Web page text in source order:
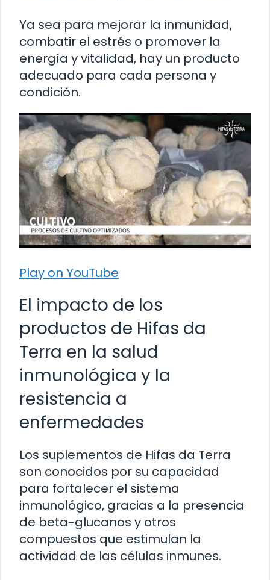
Ya sea para mejorar la inmunidad,
combatir el estrés o promover la
energía y vitalidad, hay un producto
adecuado para cada persona y
condición.
Play on YouTube
El impacto de los
productos de Hifas da
Terra en la salud
inmunológica y la
resistencia a
enfermedades
Los suplementos de Hifas da Terra
son conocidos por su capacidad
para fortalecer el sistema
inmunológico, gracias a la presencia
de beta-glucanos y otros
compuestos que estimulan la
actividad de las células inmunes.